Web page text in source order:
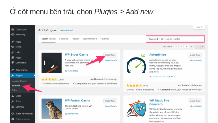
Ở cột menu bên trái, chọn Plugins > Add new